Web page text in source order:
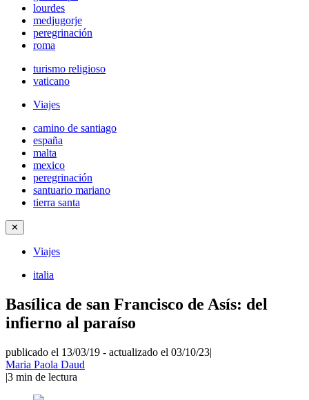
lourdes
medjugorje
peregrinación
roma
turismo religioso
vaticano
Viajes
camino de santiago
españa
malta
mexico
peregrinación
santuario mariano
tierra santa
✕
Viajes
italia
Basílica de san Francisco de Asís: del
infierno al paraíso
publicado el 13/03/19 - actualizado el 03/10/23|
Maria Paola Daud
|3 min de lectura